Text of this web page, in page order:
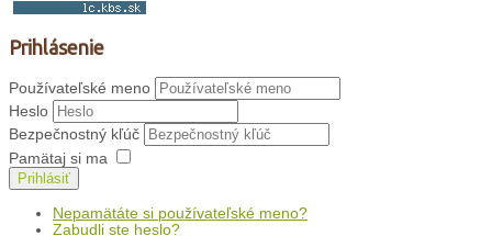
Prihlásenie
Používateľské meno
Heslo
Bezpečnostný kľúč
Pamätaj si ma
Prihlásiť
Nepamätáte si používateľské meno?
Zabudli ste heslo?